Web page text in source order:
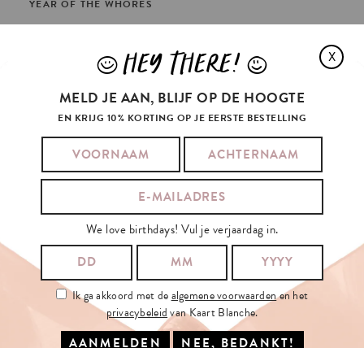
YEAR OF THE WHORES
€3.5
OPTIES SELECTEREN
SCHRIJF JE IN OP ONZE NIEUWSBRIEF
JE E-MAILADRES:
Ik ga akkoord met dealgemene voorwaardenen het
Kaart Blanche.
X
JHEY THERE! L
MELD JE AAN, BLIJF OP DE HOOGTE
EN KRIJG 10% KORTING OP JE EERSTE BESTELLING
We love birthdays! Vul je verjaardag in.
Ik ga akkoord met dealgemene voorwaardenen het
privacybeleidvan Kaart Blanche.